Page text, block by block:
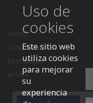
INICIO
CONTRATACIÓN
DESCARGAS
AYUDA
Uso de
cookies
Este sitio web
utiliza cookies
para mejorar
su
experiencia